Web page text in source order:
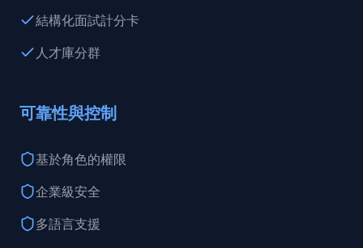
結構化面試計分卡
人才庫分群
可靠性與控制
基於角色的權限
企業級安全
多語言支援